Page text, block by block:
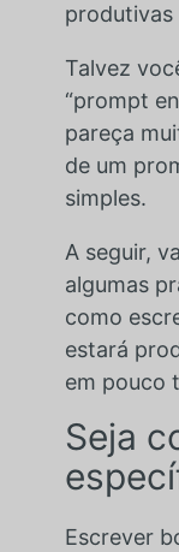
produtivas
Talvez
“prompt
pareça
de um
simples.
A seguir,
algumas
como
estará
em pouco
Seja
Escrever